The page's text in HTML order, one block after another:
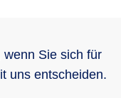
Sie sich für
uns entscheiden.